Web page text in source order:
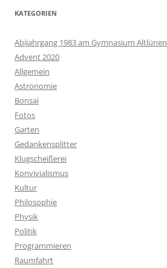
KATEGORIEN
Abijahrgang 1983 am Gymnasium Altlünen
Advent 2020
Allgemein
Astronomie
Bonsai
Fotos
Garten
Gedankensplitter
Klugscheißerei
Konvivialismus
Kultur
Philosophie
Physik
Politik
Programmieren
Raumfahrt